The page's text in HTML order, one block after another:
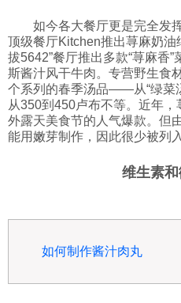
体育
旅游
视听
如今各大餐厅更是完全发
顶级餐厅Kitchen推出荨麻奶油
拔5642”餐厅推出多款“荨麻香
斯酱汁风干牛肉。专营野生食
个系列的春季汤品——从“绿菜
从350到450卢布不等。近年
外露天美食节的人气爆款。但
能用嫩芽制作，因此很少被列
维生素
如何制作酱汁肉丸